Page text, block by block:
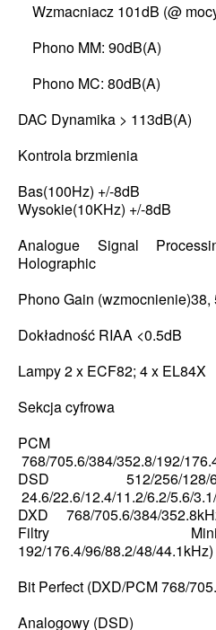
Wzmacniacz 101dB (@
Phono MM: 90dB(A)
Phono MC: 80dB(A)
DAC Dynamika > 113dB(A)
Kontrola brzmienia
Bas(100Hz) +/-8dB
Wysokie(10KHz) +/-8dB
Analogue Signal
Holographic
Phono Gain (wzmocnienie)38,
Dokładność RIAA <0.5dB
Lampy 2 x ECF82; 4 x EL84X
Sekcja cyfrowa
768/705.6/384/352.8/192/
DSD 512/
24.6/22.6/12.4/11.2/6.2/5.6/
DXD 768/705.6/384/
Filtry
192/176.4/96/88.2/48/44.1kHz)
Bit Perfect (DXD/PCM 768/
Analogowy (DSD)